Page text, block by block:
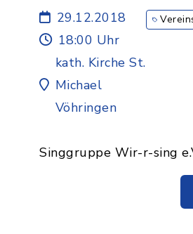
29.12.2018
18:00 Uhr
kath. Kirche St.
Michael
Vöhringen
Singgruppe Wir-r-sing